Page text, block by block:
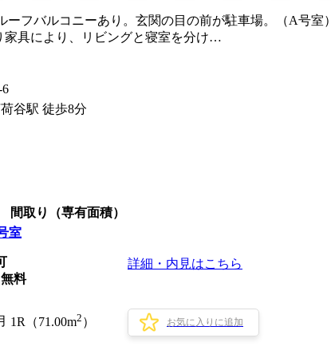
フバルコニーあり。玄関の目の前が駐車場。（A号室）
家具により、リビングと寝室を分け…
谷駅 徒歩8分
間取り（専有面積）
室
料
詳細・内見はこちら
1R（71.00m2 ） お気に入りに追加